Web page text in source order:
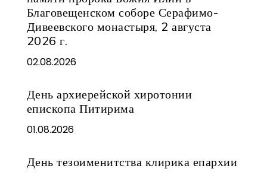
Благовещенском соборе Серафимо-
Дивеевского монастыря, 2 августа
2026 г.
02.08.2026
День архиерейской хиротонии
епископа Питирима
01.08.2026
День тезоименитства клирика епархии